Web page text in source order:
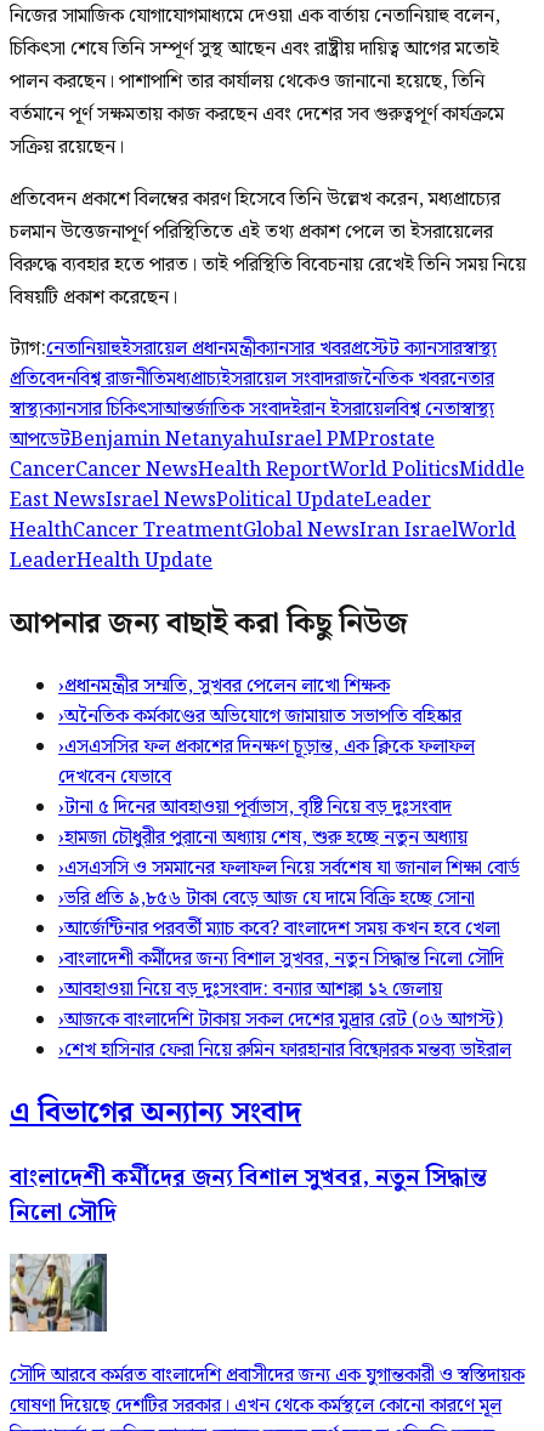
নিজের সামাজিক যোগাযোগমাধ্যমে দেওয়া এক বার্তায় নেতানিয়াহু বলেন,
চিকিৎসা শেষে তিনি সম্পূর্ণ সুস্থ আছেন এবং রাষ্ট্রীয় দায়িত্ব আগের মতোই
পালন করছেন। পাশাপাশি তার কার্যালয় থেকেও জানানো হয়েছে, তিনি
বর্তমানে পূর্ণ সক্ষমতায় কাজ করছেন এবং দেশের সব গুরুত্বপূর্ণ কার্যক্রমে
সক্রিয় রয়েছেন।
প্রতিবেদন প্রকাশে বিলম্বের কারণ হিসেবে তিনি উল্লেখ করেন, মধ্যপ্রাচ্যের
চলমান উত্তেজনাপূর্ণ পরিস্থিতিতে এই তথ্য প্রকাশ পেলে তা ইসরায়েলের
বিরুদ্ধে ব্যবহার হতে পারত। তাই পরিস্থিতি বিবেচনায় রেখেই তিনি সময় নিয়ে
বিষয়টি প্রকাশ করেছেন।
ট্যাগ:নেতানিয়াহুইসরায়েল প্রধানমন্ত্রীক্যানসার খবরপ্রস্টেট ক্যানসারস্বাস্থ্য
প্রতিবেদনবিশ্ব রাজনীতিমধ্যপ্রাচ্যইসরায়েল সংবাদরাজনৈতিক খবরনেতার
স্বাস্থ্যক্যানসার চিকিৎসাআন্তর্জাতিক সংবাদইরান ইসরায়েলবিশ্ব নেতাস্বাস্থ্য
আপডেটBenjamin NetanyahuIsrael PMProstate
CancerCancer NewsHealth ReportWorld PoliticsMiddle
East NewsIsrael NewsPolitical UpdateLeader
HealthCancer TreatmentGlobal NewsIran IsraelWorld
LeaderHealth Update
আপনার জন্য বাছাই করা কিছু নিউজ
›প্রধানমন্ত্রীর সম্মতি, সুখবর পেলেন লাখো শিক্ষক
›অনৈতিক কর্মকাণ্ডের অভিযোগে জামায়াত সভাপতি বহিষ্কার
›এসএসসির ফল প্রকাশের দিনক্ষণ চূড়ান্ত, এক ক্লিকে ফলাফল
দেখবেন যেভাবে
›টানা ৫ দিনের আবহাওয়া পূর্বাভাস, বৃষ্টি নিয়ে বড় দুঃসংবাদ
›হামজা চৌধুরীর পুরানো অধ্যায় শেষ, শুরু হচ্ছে নতুন অধ্যায়
›এসএসসি ও সমমানের ফলাফল নিয়ে সর্বশেষ যা জানাল শিক্ষা বোর্ড
›ভরি প্রতি ৯,৮৫৬ টাকা বেড়ে আজ যে দামে বিক্রি হচ্ছে সোনা
›আর্জেন্টিনার পরবর্তী ম্যাচ কবে? বাংলাদেশ সময় কখন হবে খেলা
›বাংলাদেশী কর্মীদের জন্য বিশাল সুখবর, নতুন সিদ্ধান্ত নিলো সৌদি
›আবহাওয়া নিয়ে বড় দুঃসংবাদ: বন্যার আশঙ্কা ১২ জেলায়
›আজকে বাংলাদেশি টাকায় সকল দেশের মুদ্রার রেট (০৬ আগস্ট)
›শেখ হাসিনার ফেরা নিয়ে রুমিন ফারহানার বিষ্ফোরক মন্তব্য ভাইরাল
এ বিভাগের অন্যান্য সংবাদ
বাংলাদেশী কর্মীদের জন্য বিশাল সুখবর, নতুন সিদ্ধান্ত
নিলো সৌদি
সৌদি আরবে কর্মরত বাংলাদেশি প্রবাসীদের জন্য এক যুগান্তকারী ও স্বস্তিদায়ক
ঘোষণা দিয়েছে দেশটির সরকার। এখন থেকে কর্মস্থলে কোনো কারণে মূল